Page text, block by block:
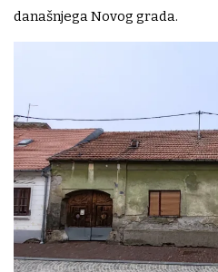
današnjega Novog grada.